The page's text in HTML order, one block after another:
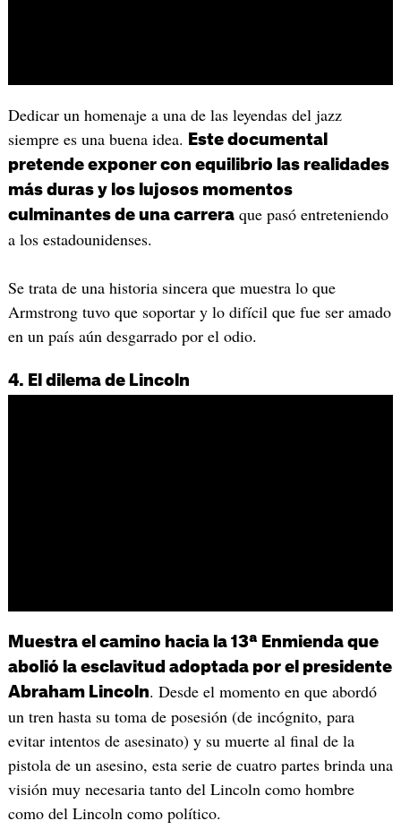
Dedicar un homenaje a una de las leyendas del jazz
siempre es una buena idea.
Este documental
pretende exponer con equilibrio las realidades
más duras y los lujosos momentos
culminantes de una carreraque pasó entreteniendo
a los estadounidenses.
Se trata de una historia sincera que muestra lo que
Armstrong tuvo que soportar y lo difícil que fue ser amado
en un país aún desgarrado por el odio.
4. El dilema de Lincoln
Muestra el camino hacia la 13ª Enmienda que
abolió la esclavitud adoptada por el presidente
Abraham Lincoln. Desde el momento en que abordó
un tren hasta su toma de posesión (de incógnito, para
evitar intentos de asesinato) y su muerte al final de la
pistola de un asesino, esta serie de cuatro partes brinda una
visión muy necesaria tanto del Lincoln como hombre
como del Lincoln como político.